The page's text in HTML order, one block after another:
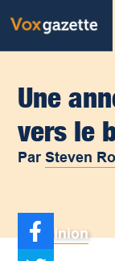
Une
vers le
ParSteven
Opinion